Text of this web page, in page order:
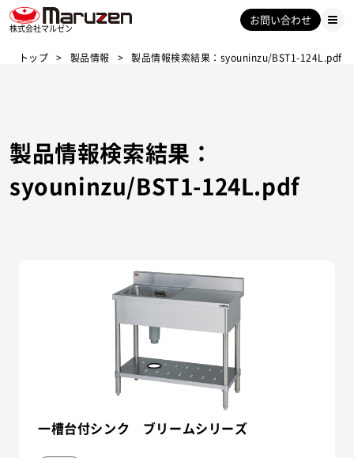
株式会社マルゼン
お問い合わせ
トップ 製品情報 製品情報検索結果：syouninzu/BST1-124L.pdf
製品情報検索結果：
syouninzu/BST1-124L.pdf
一槽台付シンク ブリームシリーズ